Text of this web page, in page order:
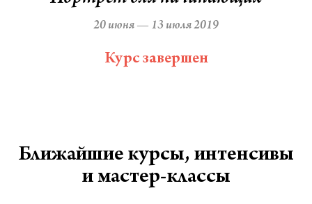
20 июня — 13 июля 2019
Курс завершен
Ближайшие курсы, интенсивы
и мастер-классы